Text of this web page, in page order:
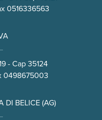
0516336563
- Cap 35124
0498675003
DI BELICE (AG)